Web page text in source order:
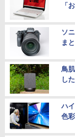
「
ソ
ま
鳥
し
ハ
色